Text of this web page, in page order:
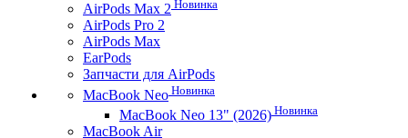
AirPods Max 2 Новинка
AirPods Pro 2
AirPods Max
EarPods
Запчасти для AirPods
MacBook Neo Новинка
MacBook Neo 13" (2026) Новинка
MacBook Air